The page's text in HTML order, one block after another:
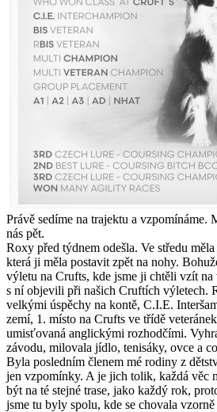
Právě sedíme na trajektu a vzpomínáme.
nás pět.
Roxy před týdnem odešla. Ve středu
která ji měla postavit zpět na nohy.
výletu na Crufts, kde jsme ji chtěli vzít na
s ní objevili při našich Cruftích výletech.
velkými úspěchy na kontě, C.I.E.
zemí, 1. místo na Crufts ve třídě
umisťovaná anglickými rozhodčími.
závodu, milovala jídlo, tenisáky, ovce a
Byla posledním členem mé rodiny z
jen vzpomínky. A je jich tolik, každá věc
být na té stejné trase, jako každý rok,
jsme tu byly spolu, kde se chovala